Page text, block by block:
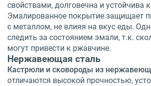
свойствами, долговечна и устойчива
Эмалированное покрытие защищает
с металлом, не влияя на вкус еды.
следить за состоянием эмали, т.к.
могут привести к ржавчине.
Нержавеющая сталь
Кастрюли и сковороды из
отличаются высокой прочностью,